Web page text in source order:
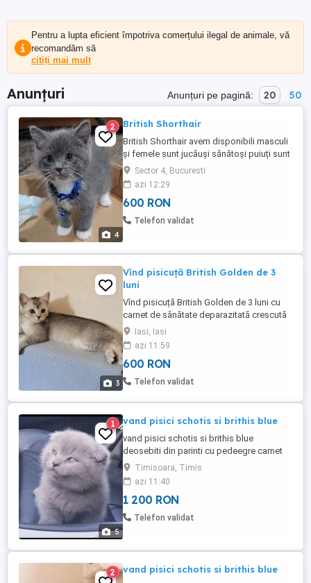
Pentru a lupta eficient împotriva comerțului ilegal de animale, vă
recomandăm să
citiți mai mult
Anunțuri Anunțuri pe pagină: 20 50
4
2 British Shorthair
British Shorthair avem disponibili masculi
și femele sunt jucăuși sănătoși puiuți sunt
deparazitați intern și extern sunt trecuți pe
bobițe și hrană umedă mai pentru juniori..
Sector 4, Bucuresti
azi 12:29
600 RON
Telefon validat
3
Vînd pisicuță British Golden de 3
luni
Vînd pisicuță British Golden de 3 luni cu
carnet de sănătate deparazitată crescută
la bloc cu multă dragoste . Tatăl pisicii cu
pedigree .
Iasi, Iasi
azi 11:59
600 RON
Telefon validat
5
1 vand pisici schotis si brithis blue
vand pisici schotis si brithis blue
deosebiti din parinti cu pedeegre carnet
de sanatate vaccin la zi detin ambii parinti
mai multe detalii la telefon.
Timisoara, Timis
azi 11:40
1 200 RON
Telefon validat
2 vand pisici schotis si brithis blue